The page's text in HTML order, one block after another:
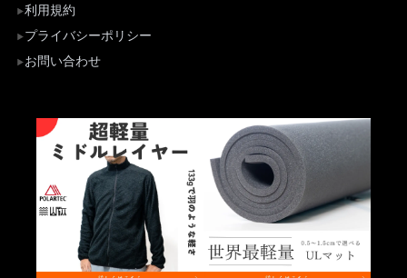
利用規約
プライバシーポリシー
お問い合わせ